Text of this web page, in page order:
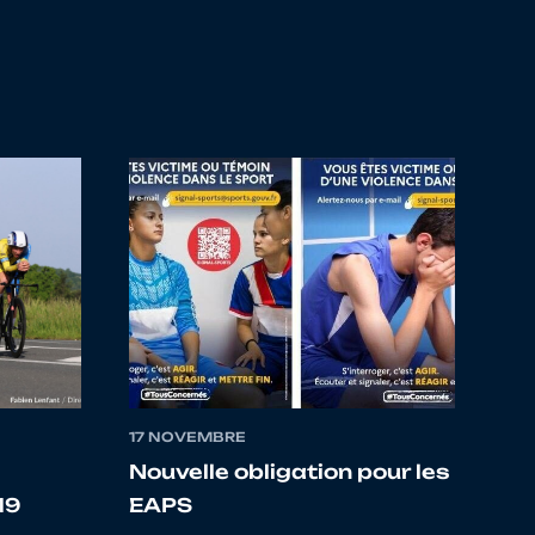
SPORT
17 NOVEMBRE
Nouvelle obligation pour les
EAPS